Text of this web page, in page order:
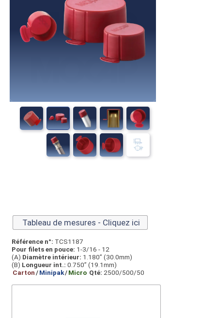
Tableau de mesures - Cliquez ici
Référence n°: TCS1187
Pour filets en pouce: 1-3/16 - 12
(A) Diamètre intérieur: 1.180” (30.0mm)
(B) Longueur int.: 0.750” (19.1mm)
Carton/Minipak/Micro Qté: 2500/500/50